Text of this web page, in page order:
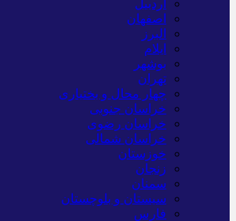
اردبیل
اصفهان
البرز
ایلام
بوشهر
تهران
چهار محال و بختیاری
خراسان جنوبی
خراسان رضوی
خراسان شمالی
خوزستان
زنجان
سمنان
سیستان و بلوچستان
فارس